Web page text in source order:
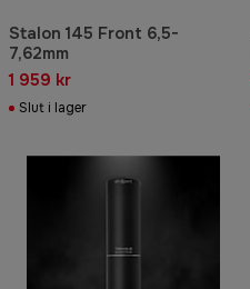
Stalon 145 Front 6,5-
7,62mm
1 959 kr
Slut i lager